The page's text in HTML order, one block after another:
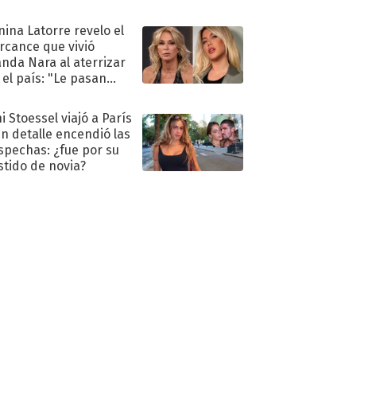
Latorre revelo el
que vivió
Nara al aterrizar
el país: "Le pasan
Stoessel viajó a París
detalle encendió las
¿fue por su
de novia?